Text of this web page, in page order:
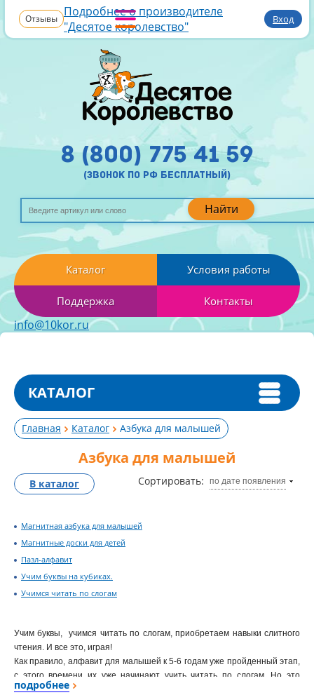
Отзывы Подробнее о производителе
"Десятое королевство"
Вход
Найти
8 (800) 775 41 59
(звонок по рф бесплатный)
Каталог Условия работы
Поддержка Контакты
info@10kor.ru
КАТАЛОГ
Главная Каталог Азбука для малышей
Азбука для малышей
Сортировать: по дате появления
В каталог
Магнитная азбука для малышей
Магнитные доски для детей
Пазл-алфавит
Учим буквы на кубиках.
Учимся читать по слогам
Учим буквы, учимся читать по слогам, приобретаем навыки слитного
чтения. И все это, играя!
Как правило, алфавит для малышей к 5-6 годам уже пройденный этап,
с этого времени их уже начинают учить читать по слогам. Но это
только у тех родителей, которые занимаются со своими детьми или
подробнее